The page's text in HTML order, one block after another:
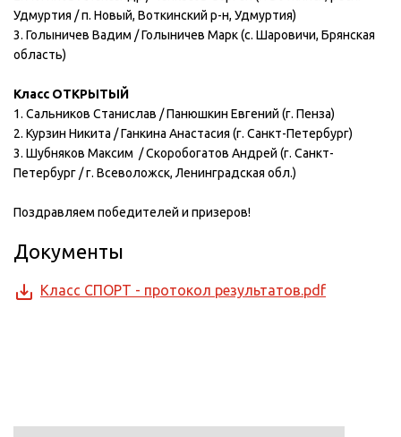
Удмуртия / п. Новый, Воткинский р-н, Удмуртия)
3. Голыничев Вадим / Голыничев Марк (с. Шаровичи, Брянская
область)
Класс ОТКРЫТЫЙ
1. Сальников Станислав / Панюшкин Евгений (г. Пенза)
2. Курзин Никита / Ганкина Анастасия (г. Санкт-Петербург)
3. Шубняков Максим / Скоробогатов Андрей (г. Санкт-
Петербург / г. Всеволожск, Ленинградская обл.)
Поздравляем победителей и призеров!
Документы
Класс СПОРТ - протокол результатов.pdf